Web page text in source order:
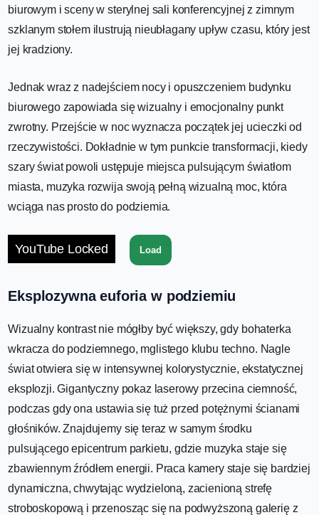
biurowym i sceny w sterylnej sali konferencyjnej z zimnym
szklanym stołem ilustrują nieubłagany upływ czasu, który jest
jej kradziony.
Jednak wraz z nadejściem nocy i opuszczeniem budynku
biurowego zapowiada się wizualny i emocjonalny punkt
zwrotny. Przejście w noc wyznacza początek jej ucieczki od
rzeczywistości. Dokładnie w tym punkcie transformacji, kiedy
szary świat powoli ustępuje miejsca pulsującym światłom
miasta, muzyka rozwija swoją pełną wizualną moc, która
wciąga nas prosto do podziemia.
YouTube Locked Load
Eksplozywna euforia w podziemiu
Wizualny kontrast nie mógłby być większy, gdy bohaterka
wkracza do podziemnego, mglistego klubu techno. Nagle
świat otwiera się w intensywnej kolorystycznie, ekstatycznej
eksplozji. Gigantyczny pokaz laserowy przecina ciemność,
podczas gdy ona ustawia się tuż przed potężnymi ścianami
głośników. Znajdujemy się teraz w samym środku
pulsującego epicentrum parkietu, gdzie muzyka staje się
zbawiennym źródłem energii. Praca kamery staje się bardziej
dynamiczna, chwytając wydzieloną, zacienioną strefę
stroboskopową i przenosząc się na podwyższoną galerię z